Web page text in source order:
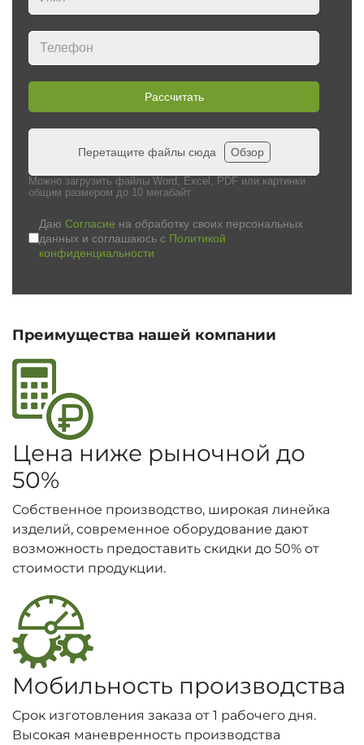
Рассчитать
Перетащите файлы сюда Обзор
Можно загрузить файлы Word, Excel, PDF или картинки
общим размером до 10 мегабайт
Даю Согласие на обработку своих персональных
данных и соглашаюсь с Политикой
конфиденциальности
Преимущества нашей компании
Цена ниже рыночной до
50%
Собственное производство, широкая линейка
изделий, современное оборудование дают
возможность предоставить скидки до 50% от
стоимости продукции.
Мобильность производства
Срок изготовления заказа от 1 рабочего дня.
Высокая маневренность производства